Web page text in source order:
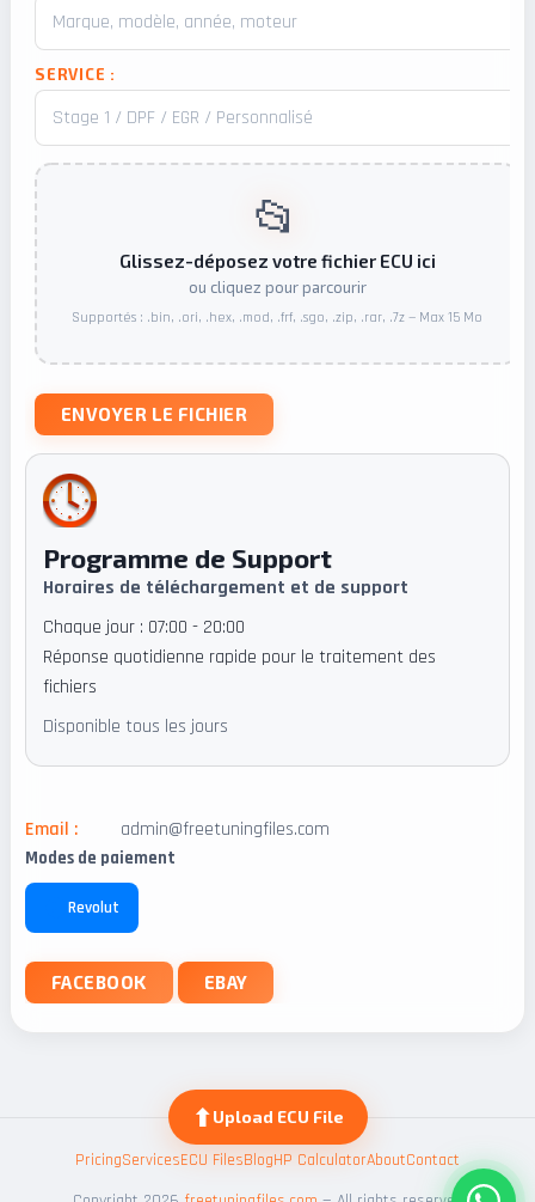
⬆Upload ECU File
SERVICE :
📂
Glissez-déposez votre fichier ECU ici
ou cliquez pour parcourir
Supportés : .bin, .ori, .hex, .mod, .frf, .sgo, .zip, .rar, .7z — Max 15 Mo
ENVOYER LE FICHIER
Programme de Support
Horaires de téléchargement et de support
Chaque jour : 07:00 - 20:00
Réponse quotidienne rapide pour le traitement des
fichiers
Disponible tous les jours
Email : admin@freetuningfiles.com
Modes de paiement
Revolut
FACEBOOK EBAY
PricingServicesECU FilesBlogHP CalculatorAboutContact